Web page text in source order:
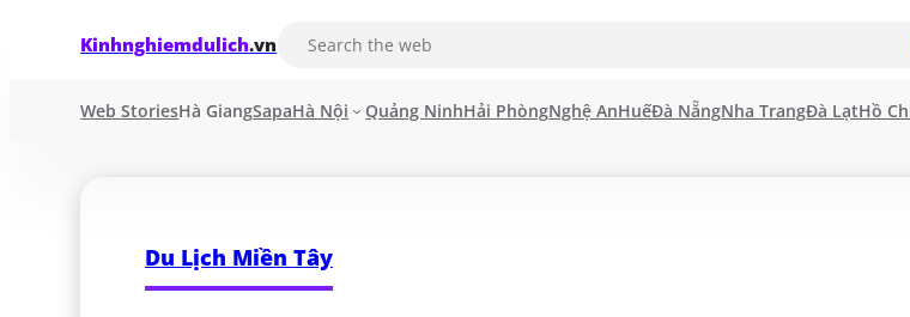
Kinhnghiemdulich.vn
Web StoriesHà GiangSapaHà Nội Quảng NinhHải PhòngNghệ AnHuếĐà NẵngNha TrangĐà LạtHồ
Du Lịch Miền Tây